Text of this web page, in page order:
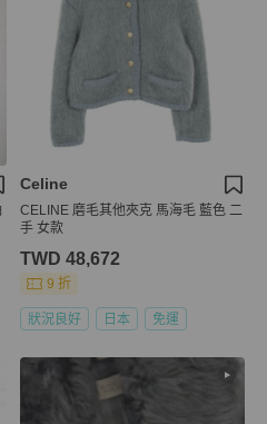
Celine
CELINE 磨毛其他夾克 馬海毛 藍色 二
手 女款
TWD 48,672
9 折
狀況良好 日本 免運